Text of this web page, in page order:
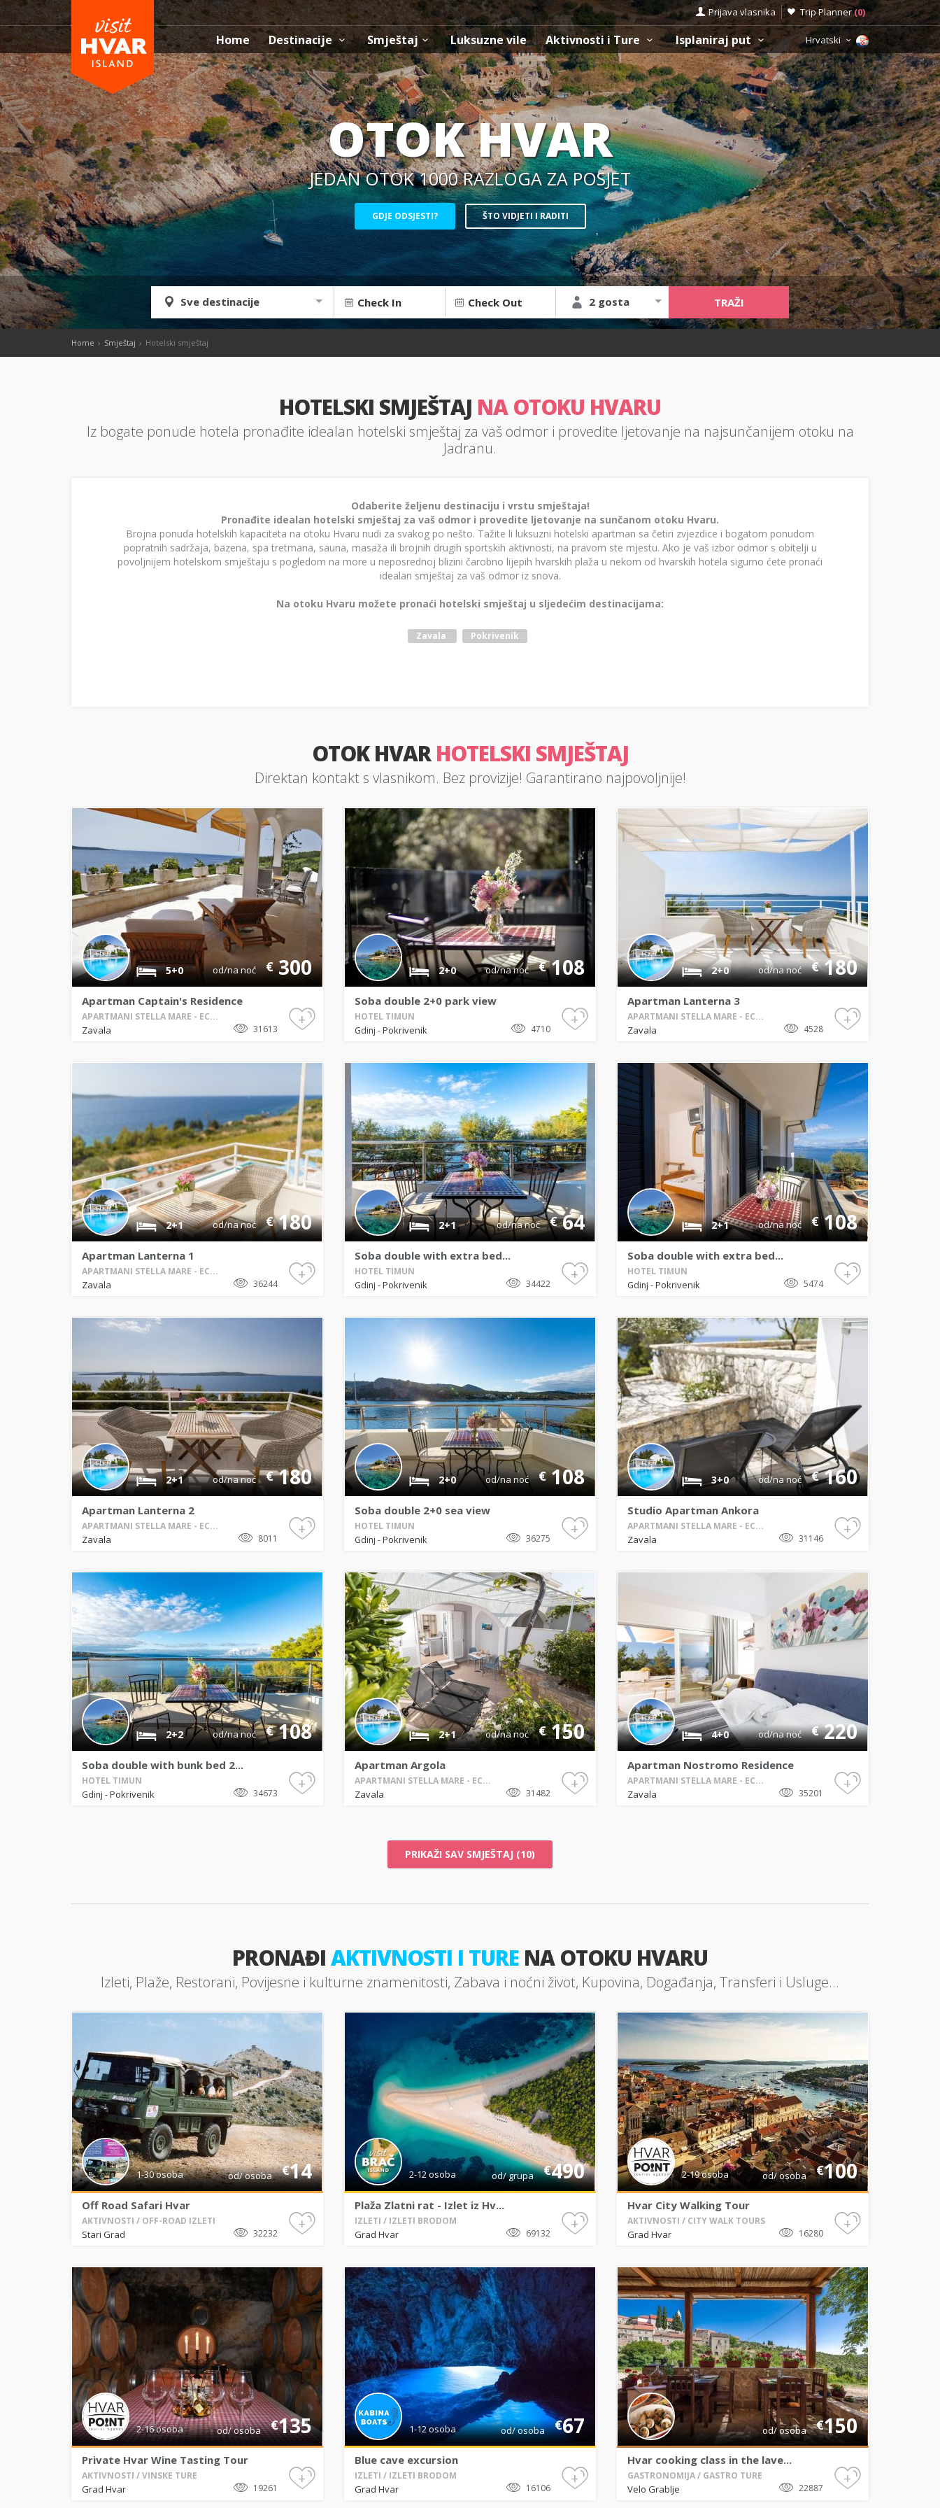
Prijava vlasnika Trip Planner(0)
Home Destinacije Smještaj Luksuzne vile Aktivnosti i Ture Isplaniraj put Hrvatski
OTOK HVAR
JEDAN OTOK 1000 RAZLOGA ZA POSJET
GDJE ODSJESTI? ŠTO VIDJETI I RADITI
Sve destinacije 2 gosta TRAŽI
Home Smještaj Hotelski smještaj
HOTELSKI SMJEŠTAJ NA OTOKU HVARU
Iz bogate ponude hotela pronađite idealan hotelski smještaj za vaš odmor i provedite ljetovanje na najsunčanijem otoku na
Jadranu.
Odaberite željenu destinaciju i vrstu smještaja!
Pronađite idealan hotelski smještaj za vaš odmor i provedite ljetovanje na sunčanom otoku Hvaru.
Brojna ponuda hotelskih kapaciteta na otoku Hvaru nudi za svakog po nešto. Tažite li luksuzni hotelski apartman sa četiri zvjezdice i bogatom ponudom
popratnih sadržaja, bazena, spa tretmana, sauna, masaža ili brojnih drugih sportskih aktivnosti, na pravom ste mjestu. Ako je vaš izbor odmor s obitelji u
povoljnijem hotelskom smještaju s pogledom na more u neposrednoj blizini čarobno lijepih hvarskih plaža u nekom od hvarskih hotela sigurno ćete pronaći
idealan smještaj za vaš odmor iz snova.
Na otoku Hvaru možete pronaći hotelski smještaj u sljedećim destinacijama:
Zavala Pokrivenik
OTOK HVARHOTELSKI SMJEŠTAJ
Direktan kontakt s vlasnikom. Bez provizije! Garantirano najpovoljnije!
5+0 €300
od/na noć
Apartman Captain's Residence
APARTMANI STELLA MARE - EC...
31613
Zavala
+
2+0 €108
od/na noć
Soba double 2+0 park view
HOTEL TIMUN
4710
Gdinj -Pokrivenik
+
2+0 €180
od/na noć
Apartman Lanterna 3
APARTMANI STELLA MARE - EC...
4528
Zavala
+
2+1 €180
od/na noć
Apartman Lanterna 1
APARTMANI STELLA MARE - EC...
36244
Zavala
+
2+1 €64
od/na noć
Soba double with extra bed...
HOTEL TIMUN
34422
Gdinj -Pokrivenik
+
2+1 €108
od/na noć
Soba double with extra bed...
HOTEL TIMUN
5474
Gdinj -Pokrivenik
+
2+1 €180
od/na noć
Apartman Lanterna 2
APARTMANI STELLA MARE - EC...
8011
Zavala
+
2+0 €108
od/na noć
Soba double 2+0 sea view
HOTEL TIMUN
36275
Gdinj -Pokrivenik
+
3+0 €160
od/na noć
Studio Apartman Ankora
APARTMANI STELLA MARE - EC...
31146
Zavala
+
2+2 €108
od/na noć
Soba double with bunk bed 2...
HOTEL TIMUN
34673
Gdinj -Pokrivenik
+
2+1 €150
od/na noć
Apartman Argola
APARTMANI STELLA MARE - EC...
31482
Zavala
+
4+0 €220
od/na noć
Apartman Nostromo Residence
APARTMANI STELLA MARE - EC...
35201
Zavala
+
PRIKAŽI SAV SMJEŠTAJ (10)
PRONAĐIAKTIVNOSTI I TURE NA OTOKU HVARU
Izleti, Plaže, Restorani, Povijesne i kulturne znamenitosti, Zabava i noćni život, Kupovina, Događanja, Transferi i Usluge...
1-30 osoba €14
od/ osoba
Off Road Safari Hvar
AKTIVNOSTI / OFF-ROAD IZLETI
32232
Stari Grad
+
2-12 osoba €490
od/ grupa
Plaža Zlatni rat - Izlet iz Hv...
IZLETI / IZLETI BRODOM
69132
Grad Hvar
+
2-19 osoba €100
od/ osoba
Hvar City Walking Tour
AKTIVNOSTI / CITY WALK TOURS
16280
Grad Hvar
+
2-16 osoba €135
od/ osoba
Private Hvar Wine Tasting Tour
AKTIVNOSTI / VINSKE TURE
19261
Grad Hvar
+
1-12 osoba €67
od/ osoba
Blue cave excursion
IZLETI / IZLETI BRODOM
16106
Grad Hvar
+
€150
od/ osoba
Hvar cooking class in the lave...
GASTRONOMIJA / GASTRO TURE
22887
Velo Grablje
+